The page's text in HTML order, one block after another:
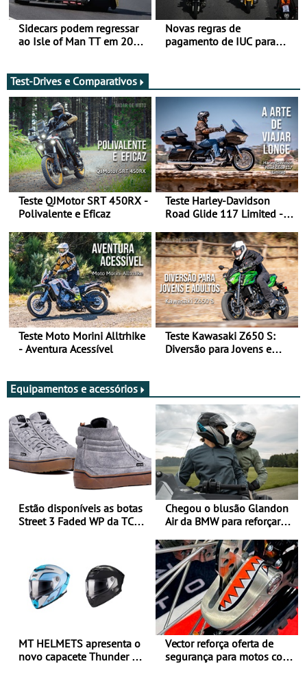
Sidecars podem regressar
ao Isle of Man TT em 2027
Novas regras de
pagamento de IUC para
Test-Drives e Comparativos
Teste QJMotor SRT 450RX -
Polivalente e Eficaz
Teste Harley-Davidson
Road Glide 117 Limited - A
Teste Moto Morini Alltrhike
- Aventura Acessível
Teste Kawasaki Z650 S:
Diversão para Jovens e
Equipamentos e acessórios
Estão disponíveis as botas
Street 3 Faded WP da TCX
Chegou o blusão Glandon
Air da BMW para reforçar
verão
MT HELMETS apresenta o
novo capacete Thunder 4 R
Vector reforça oferta de
segurança para motos com